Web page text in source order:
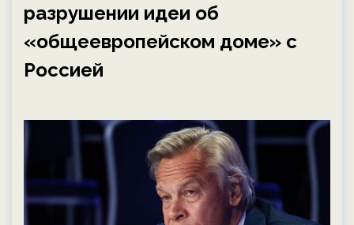
разрушении идеи об
«общеевропейском доме» с
Россией